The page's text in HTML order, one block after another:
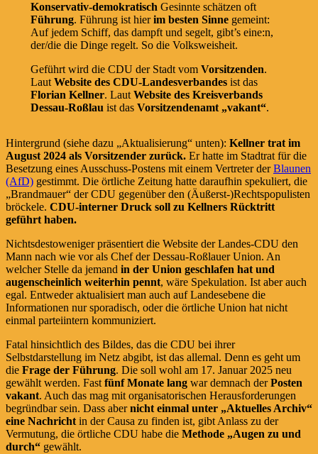
Konservativ-demokratisch Gesinnte schätzen oft
Führung. Führung ist hierim besten Sinne gemeint:
Auf jedem Schiff, das dampft und segelt, gibt’s eine:n,
der/die die Dinge regelt. So die Volksweisheit.
Geführt wird die CDU der Stadt vom Vorsitzenden.
Laut Website des CDU-Landesverbandesist das
Florian Kellner. Laut Website des Kreisverbands
Dessau-Roßlau ist das Vorsitzendenamt „vakant“.
Hintergrund (siehe dazu „Aktualisierung“ unten): Kellner trat im
August 2024 als Vorsitzender zurück. Er hatte im Stadtrat für die
Besetzung eines Ausschuss-Postens mit einem Vertreter derBlaunen
(AfD) gestimmt. Die örtliche Zeitung hatte daraufhin spekuliert, die
„Brandmauer“ der CDU gegenüber den (Äußerst-)Rechtspopulisten
bröckele. CDU-interner Druck soll zu Kellners Rücktritt
geführt haben.
Nichtsdestoweniger präsentiert die Website der Landes-CDU den
Mann nach wie vor als Chef der Dessau-Roßlauer Union. An
welcher Stelle da jemand in der Union geschlafen hat und
augenscheinlich weiterhin pennt, wäre Spekulation. Ist aber auch
egal. Entweder aktualisiert man auch auf Landesebene die
Informationen nur sporadisch, oder die örtliche Union hat nicht
einmal parteiintern kommuniziert.
Fatal hinsichtlich des Bildes, das die CDU bei ihrer
Selbstdarstellung im Netz abgibt, ist das allemal. Denn es geht um
die Frage der Führung. Die soll wohl am 17. Januar 2025 neu
gewählt werden. Fast fünf Monate lang war demnach derPosten
vakant. Auch das mag mit organisatorischen Herausforderungen
begründbar sein. Dass abernicht einmal unter „Aktuelles Archiv“
eine Nachricht in der Causa zu finden ist, gibt Anlass zu der
Vermutung, die örtliche CDU habe die Methode „Augen zu und
durch“ gewählt.